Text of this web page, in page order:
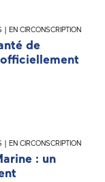
| EN CIRCONSCRIPTION
de
| EN CIRCONSCRIPTION
: un